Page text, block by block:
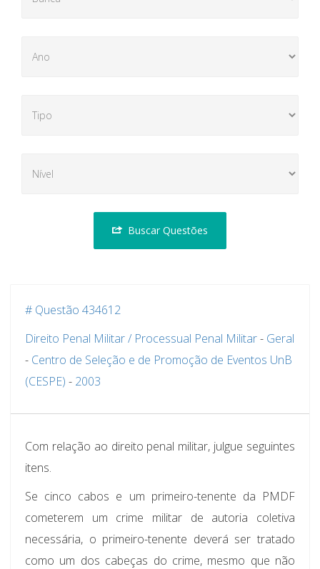
Buscar Questões
# Questão 434612
Direito Penal Militar / Processual Penal Militar- Geral
- Centro de Seleção e de Promoção de Eventos UnB
(CESPE) - 2003
Com relação ao direito penal militar, julgue seguintes
itens.
Se cinco cabos e um primeiro-tenente da PMDF
cometerem um crime militar de autoria coletiva
necessária, o primeiro-tenente deverá ser tratado
como um dos cabeças do crime, mesmo que não